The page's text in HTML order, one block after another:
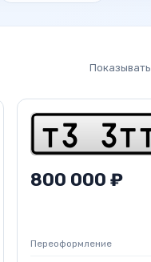
t 3 3 t
800 000 ₽
Переоформление